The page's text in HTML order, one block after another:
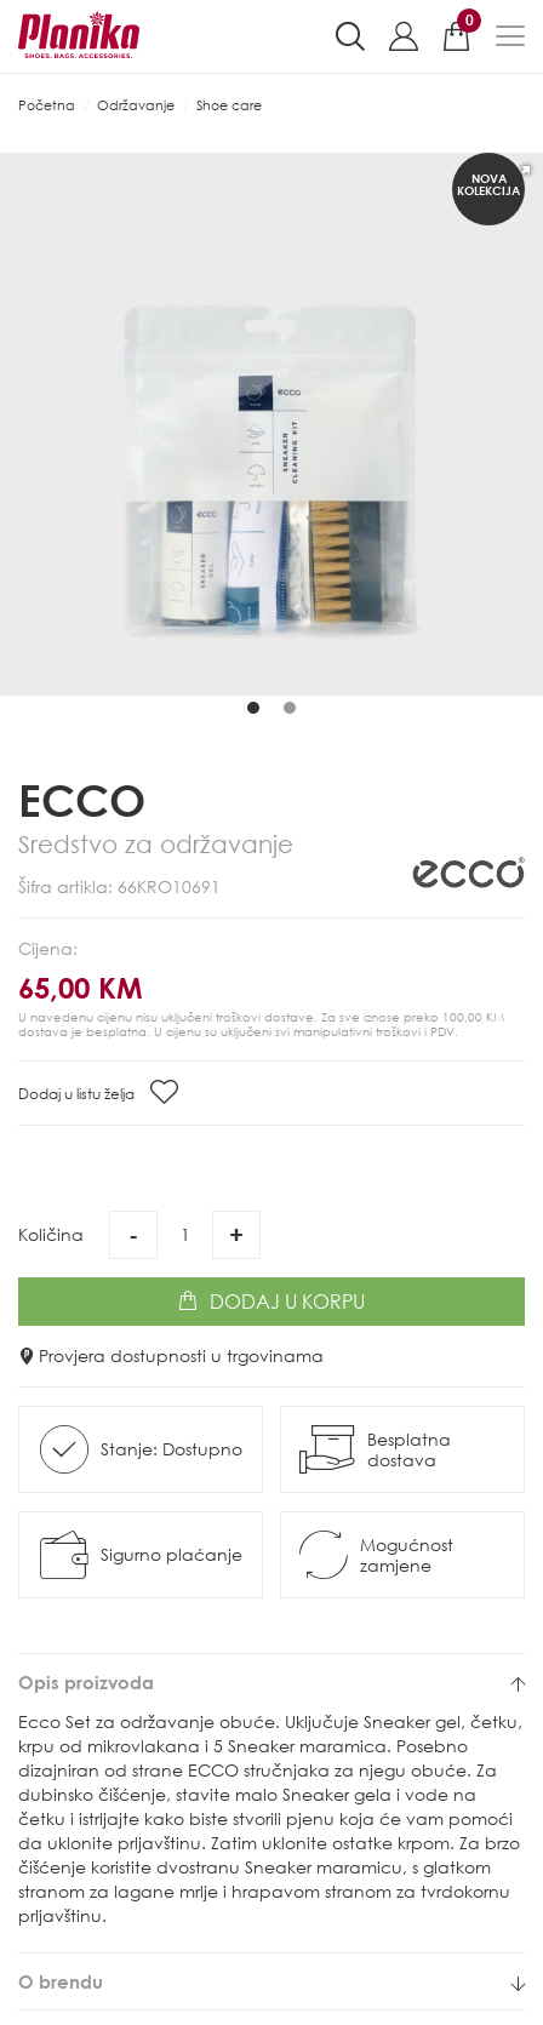
0
Početna Održavanje Shoe care
NOVA
KOLEKCIJA
ECCO
Sredstvo za održavanje
Šifra artikla: 66KRO10691
Cijena:
65,00 KM
U navedenu cijenu nisu uključeni troškovi dostave. Za sve iznose preko 100,00 KM
dostava je besplatna. U cijenu su uključeni svi manipulativni troškovi i PDV.
Dodaj u listu želja
Količina - +
DODAJ U KORPU
Provjera dostupnosti u trgovinama
Stanje: Dostupno
Besplatna
dostava
Sigurno plaćanje
Mogućnost
zamjene
Opis proizvoda
Ecco Set za održavanje obuće. Uključuje Sneaker gel, četku,
krpu od mikrovlakana i 5 Sneaker maramica. Posebno
dizajniran od strane ECCO stručnjaka za njegu obuće. Za
dubinsko čišćenje, stavite malo Sneaker gela i vode na
četku i istrljajte kako biste stvorili pjenu koja će vam pomoći
da uklonite prljavštinu. Zatim uklonite ostatke krpom. Za brzo
čišćenje koristite dvostranu Sneaker maramicu, s glatkom
stranom za lagane mrlje i hrapavom stranom za tvrdokornu
prljavštinu.
O brendu